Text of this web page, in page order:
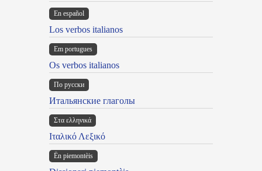
En español
Los verbos italianos
Em portugues
Os verbos italianos
По русски
Итальянские глаголы
Στα ελληνικά
Ιταλικό Λεξικό
Ën piemontèis